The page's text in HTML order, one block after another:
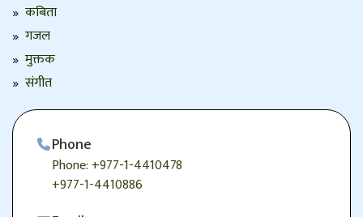
कबिता
गजल
मुक्तक
संगीत
Phone
Phone: +977-1-4410478
+977-1-4410886